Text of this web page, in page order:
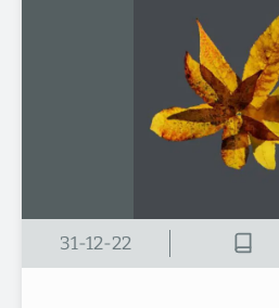
31-12-22